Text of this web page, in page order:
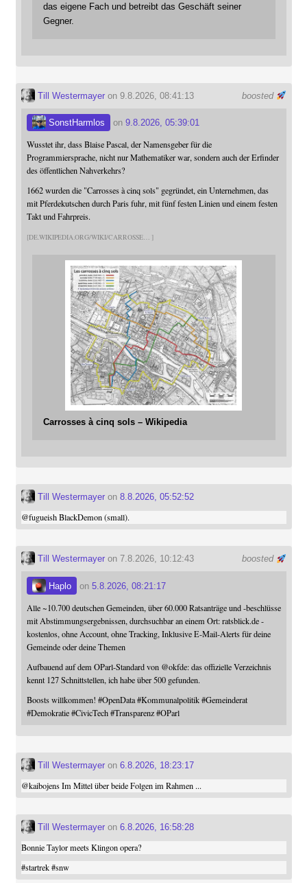
das eigene Fach und betreibt das Geschäft seiner
Gegner.
boosted
Till Westermayeron 9.8.2026, 08:41:13
SonstHarmlos on 9.8.2026, 05:39:01
Wusstet ihr, dass Blaise Pascal, der Namensgeber für die
Programmiersprache, nicht nur Mathematiker war, sondern auch der Erfinder
des öffentlichen Nahverkehrs?
1662 wurden die "Carrosses à cinq sols" gegründet, ein Unternehmen, das
mit Pferdekutschen durch Paris fuhr, mit fünf festen Linien und einem festen
Takt und Fahrpreis.
DE.WIKIPEDIA.ORG/WIKI/CARROSSE
Carrosses à cinq sols – Wikipedia
Till Westermayeron 8.8.2026, 05:52:52
@fugueishBlackDemon (small).
boosted
Till Westermayeron 7.8.2026, 10:12:43
Haplo on 5.8.2026, 08:21:17
Alle ~10.700 deutschen Gemeinden, über 60.000 Ratsanträge und -beschlüsse
mit Abstimmungsergebnissen, durchsuchbar an einem Ort: ratsblick.de -
kostenlos, ohne Account, ohne Tracking, Inklusive E-Mail-Alerts für deine
Gemeinde oder deine Themen
Aufbauend auf dem OParl-Standard von @okfde: das offizielle Verzeichnis
kennt 127 Schnittstellen, ich habe über 500 gefunden.
Boosts willkommen! #OpenData #Kommunalpolitik #Gemeinderat
#Demokratie #CivicTech #Transparenz #OParl
Till Westermayeron 6.8.2026, 18:23:17
@kaibojensIm Mittel über beide Folgen im Rahmen ...
Till Westermayeron 6.8.2026, 16:58:28
Bonnie Taylor meets Klingon opera?
#startrek #snw